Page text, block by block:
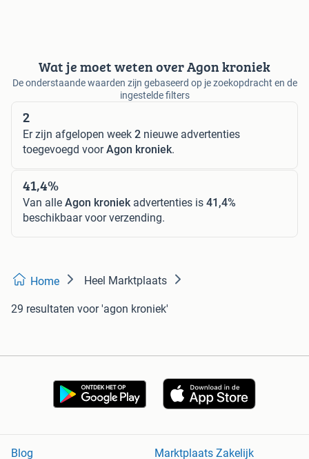
Wat je moet weten over Agon kroniek
De onderstaande waarden zijn gebaseerd op je zoekopdracht en de
ingestelde filters
2
Er zijn afgelopen week 2 nieuwe advertenties
toegevoegd voorAgon kroniek.
41,4%
Van alle Agon kroniek advertenties is 41,4%
beschikbaar voor verzending.
Home Heel Marktplaats
29 resultaten voor 'agon kroniek'
Blog
Marktplaats Zakelijk